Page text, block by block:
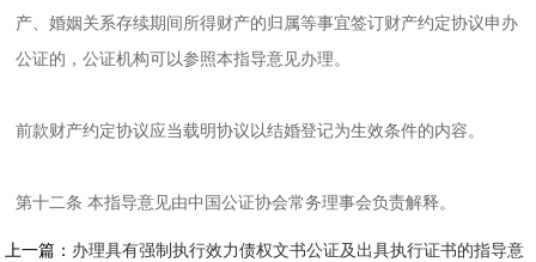
产、婚姻关系存续期间所得财产的归属等事宜签订财产约定协议申办
公证的，公证机构可以参照本指导意见办理。
前款财产约定协议应当载明协议以结婚登记为生效条件的内容。
第十二条 本指导意见由中国公证协会常务理事会负责解释。
上一篇： 办理具有强制执行效力债权文书公证及出具执行证书的指导意